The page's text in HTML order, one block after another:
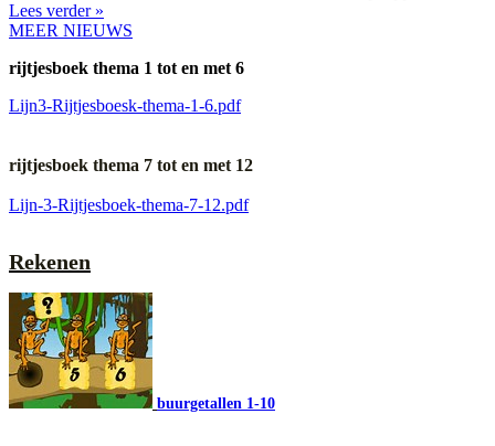
Lees verder »
MEER NIEUWS
rijtjesboek thema 1 tot en met 6
Lijn3-Rijtjesboesk-thema-1-6.pdf
rijtjesboek thema 7 tot en met 12
Lijn-3-Rijtjesboek-thema-7-12.pdf
Rekenen
buurgetallen 1-10